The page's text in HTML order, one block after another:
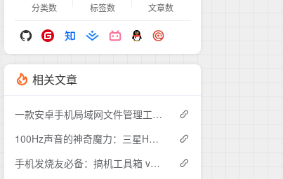
分类数 标签数 文章数
相关文章
一款安卓手机局域网文件管理工具 PlainApp
100Hz声音的神奇魔力：三星Hearapy这款APP如何解决晕车的难题？
手机发烧友必备：搞机工具箱 v11.0.0介绍